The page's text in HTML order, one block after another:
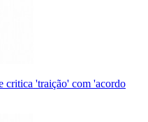
critica 'traição' com 'acordo